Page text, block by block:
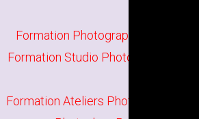
Formation Photographie
Formation Studio Photo à Paris
Formation Ateliers Photographiques